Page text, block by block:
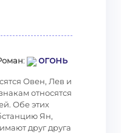
: огонь
Овен, Лев и
относятся
Обе этих
Ян,
друг друга